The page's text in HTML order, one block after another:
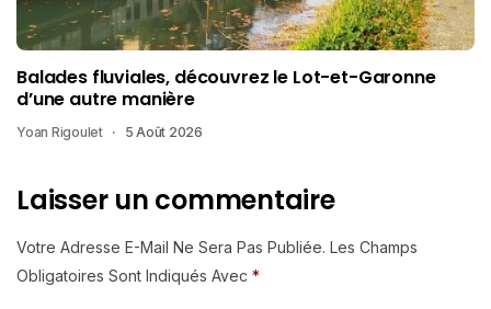
Balades fluviales, découvrez le Lot-et-Garonne
d’une autre manière
Yoan Rigoulet 5 Août 2026
Laisser un commentaire
Votre Adresse E-Mail Ne Sera Pas Publiée. Les Champs
Obligatoires Sont Indiqués Avec *